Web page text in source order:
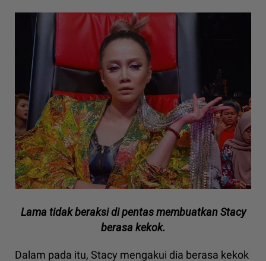
Lama tidak beraksi di pentas membuatkan Stacy
berasa kekok.
Dalam pada itu, Stacy mengakui dia berasa kekok